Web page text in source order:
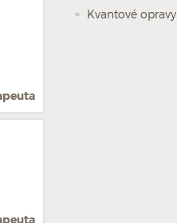
Kvantové opravy